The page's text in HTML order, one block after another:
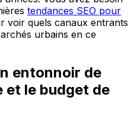
tendances SEO pour
voir quels canaux entrants
urbains en ce
entonnoir de
et le budget de